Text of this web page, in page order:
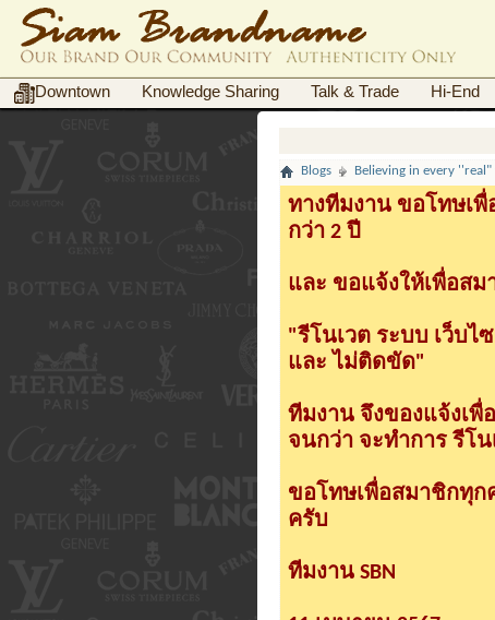
Downtown Knowledge Sharing Talk & Trade Hi-End
Blogs Believing in every
ทางทีมงาน ขอโทษเพื่
กว่า 2 ปี
และ ขอแจ้งให้เพื่อสม
"รีโนเวต ระบบ เว็บไ
และ ไม่ติดขัด"
ทีมงาน จึงของแจ้งเพื่
จนกว่า จะทำการ รีโ
ขอโทษเพื่อสมาชิกทุ
ครับ
ทีมงาน SBN